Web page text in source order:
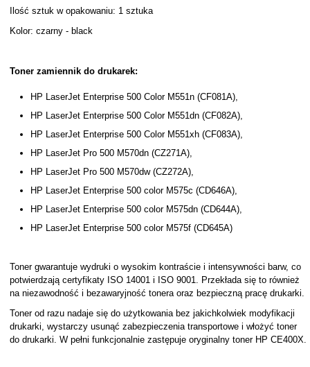
Ilość sztuk w opakowaniu: 1 sztuka
Kolor: czarny - black
Toner zamiennik do drukarek:
HP LaserJet Enterprise 500 Color M551n (CF081A),
HP LaserJet Enterprise 500 Color M551dn (CF082A),
HP LaserJet Enterprise 500 Color M551xh (CF083A),
HP LaserJet Pro 500 M570dn (CZ271A),
HP LaserJet Pro 500 M570dw (CZ272A),
HP LaserJet Enterprise 500 color M575c (CD646A),
HP LaserJet Enterprise 500 color M575dn (CD644A),
HP LaserJet Enterprise 500 color M575f (CD645A)
Toner gwarantuje wydruki o wysokim kontraście i intensywności barw, co
potwierdzają certyfikaty ISO 14001 i ISO 9001. Przekłada się to również
na niezawodność i bezawaryjność tonera oraz bezpieczną pracę drukarki.
Toner od razu nadaje się do użytkowania bez jakichkolwiek modyfikacji
drukarki, wystarczy usunąć zabezpieczenia transportowe i włożyć toner
do drukarki. W pełni funkcjonalnie zastępuje oryginalny toner HP CE400X.